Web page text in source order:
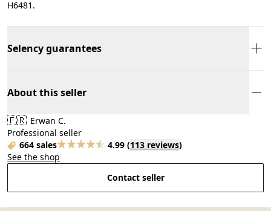
H6481.
Selency guarantees
About this seller
🇫🇷 Erwan C.
Professional seller
664 sales
4.99 (113 reviews)
See the shop
Contact seller